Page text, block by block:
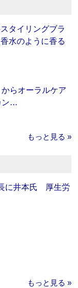
タイリングブラ
水のように香る
らオーラルケア
ン…
もっと見る »
に井本氏 厚生労
もっと見る »